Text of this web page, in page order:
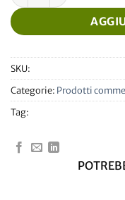
SKU:
Categorie: Prodotti
Tag: